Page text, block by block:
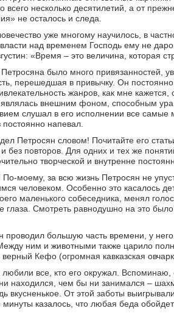
всего несколько десятилетий, а от
не осталось и следа.
уже многому научилось, в
над временем Господь ему не
«Время – это величина, которая
было много привязанностей,
перешедшая в привычку. Он
жанров, как мне
внешним фоном, способным
слушал в его исполнении все
напевал.
Петросян словом! Почитайте его
без повторов. Для одних и тех же
творческой и внутренне
моему, за всю жизнь Петросян не
человеком. Особенно это касалось
маленького собеседника, менял
глаза. Смотреть равнодушно на это
проводил большую часть времени, у
ним и животными также царило
Кефо (огромная кавказская
все, кто его окружал.
находился, чем бы ни занимался –
вкусненькое. От этой заботы
казалось, что любая беда